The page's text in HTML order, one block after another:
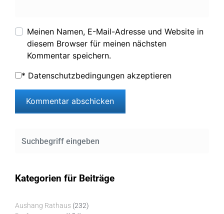
Meinen Namen, E-Mail-Adresse und Website in
diesem Browser für meinen nächsten
Kommentar speichern.
* Datenschutzbedingungen akzeptieren
Kategorien für Beiträge
Aushang Rathaus (232)